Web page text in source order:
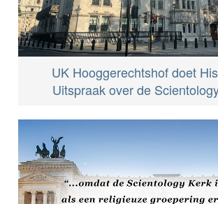
UK Hooggerechtshof doet
Uitspraak over de